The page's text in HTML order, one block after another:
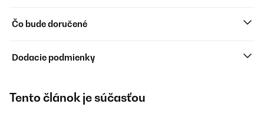
Čo bude doručené
Dodacie podmienky
Tento článok je súčasťou